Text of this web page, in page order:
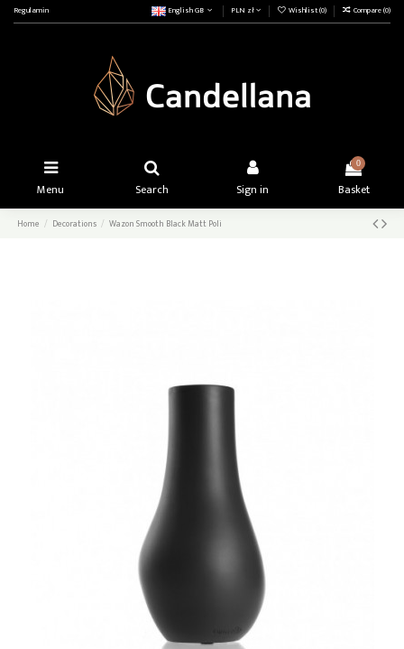
Regulamin English GB PLN zł Wishlist (0) Compare (0)
Menu Search Sign in
0
Basket
Home Decorations Wazon Smooth Black Matt Poli